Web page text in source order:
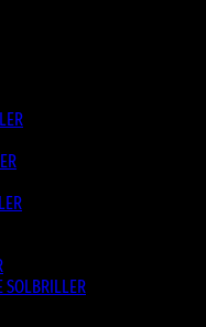
SOLBRILLER